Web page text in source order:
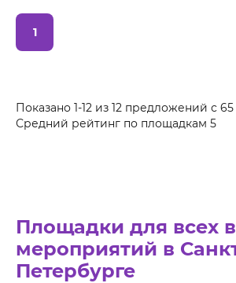
1
Показано 1-12 из 12 предложений с 65
Средний рейтинг по площадкам 5
Площадки для всех
мероприятий в
Петербурге